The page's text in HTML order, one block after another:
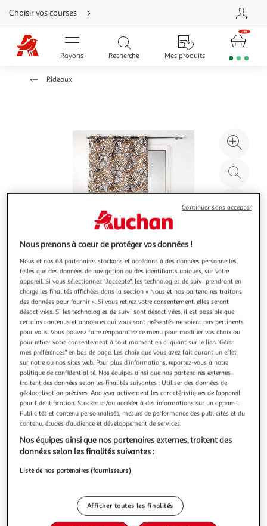
Aller
directement
au
contenu
Aller
directement
Aller
Choisir vos courses
Rayons Recherche Mes produits
Rideaux
à
100
le
Illustration
précédente
Illustration
suivante
DOUCEUR D'INTÉRIEUR
Rideau à œillets imprimé cabana 140x260cm camel
Informations Techniques : Dimensions : L. 140 x H. 260 cm
Matière : 100% Polyester Spécificités : Déco & Coloré Rideau
bicolore Imprimé feuille Avec 8 œillets Entretien : Lavage à
30° Pas de séchage en machine Repassage à 110° Poids :
0,64 kg Couleur : Camel
En savoir +
Vendu parParis Prix
Livr. ou retrait dès 3/4 jours
A partir de 7,99€
Vendu parParis Prix
Nous prenons à coeur de protéger vos données !
Nous et nos 68 partenaires stockons et accédons à des données personnelles,
telles que des données de navigation ou des identifiants uniques, sur votre
appareil. Si vous sélectionnez "J'accepte", les technologies de suivi prendront en
charge les finalités affichées dans la section « Nous et nos partenaires traitons
des données pour fournir ». Si vous retirez votre consentement, elles seront
désactivées. Si les technologies de suivi sont désactivées, il est possible que
certains contenus et annonces qui vous sont présentés ne soient pas pertinents
pour vous. Vous pouvez faire réapparaître ce menu pour modifier vos choix ou
pour retirer votre consentement à tout moment en cliquant sur le lien "Gérer
mes préférences" en bas de page. Les choix que vous avez fait auront un effet
sur notre ou nos sites web. Pour plus d’informations, reportez-vous à notre
politique de confidentialité. Nos équipes ainsi que nos partenaires externes
traitent des données selon les finalités suivantes : Utiliser des données de
géolocalisation précises. Analyser activement les caractéristiques de l’appareil
pour l’identification. Stocker et/ou accéder à des informations sur un appareil.
Publicités et contenu personnalisés, mesure de performance des publicités et du
contenu, études d’audience et développement de services.
Nos équipes ainsi que nos partenaires externes, traitent des
données selon les finalités suivantes :
Liste de nos partenaires (fournisseurs)
Afficher toutes les finalités
Continuer sans accepter